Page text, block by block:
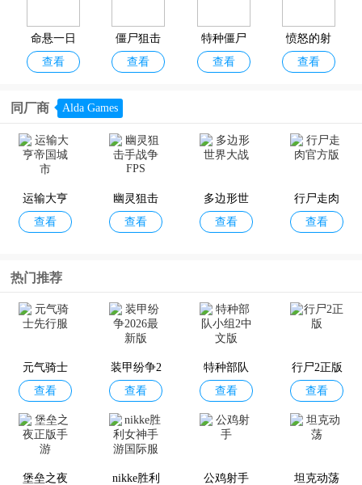
命悬一日
(Left to Su
查看
僵尸狙击
手
查看
特种僵尸
小队最新
查看
愤怒的射
手最新版
查看
绝望的入
侵者
查看
僵尸大逃
杀(Zombie
Escape Gu
n Shooter
查看
黑暗的土
僵尸炮艇
防御正版
查看
版
同厂商 Alda Games
运输大亨
帝国城市
查看
幽灵狙击
手战争FPS
查看
多边形世
界大战
查看
行尸走肉
官方版
查看
热门推荐
元气骑士
先行服
查看
装甲纷争2
026最新版
查看
特种部队
小组2中文
版
查看
行尸2正版
查看
堡垒之夜
nikke胜利
公鸡射手
坦克动荡